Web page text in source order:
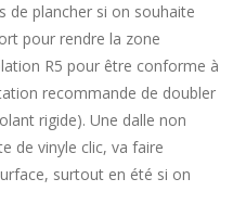
de plancher si on souhaite
pour rendre la zone
R5 pour être conforme à
recommande de doubler
rigide). Une dalle non
de vinyle clic, va faire
surtout en été si on